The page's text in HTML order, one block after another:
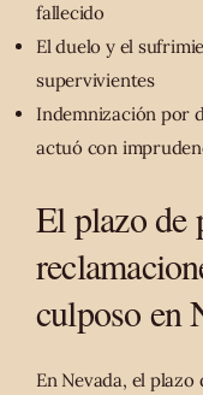
fallecido
El duelo y el
supervivientes
Indemnización por
actuó con
El plazo de
culposo en
En Nevada, el